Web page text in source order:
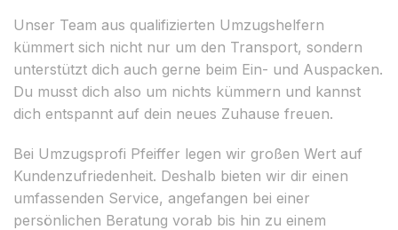
Unser Team aus qualifizierten Umzugshelfern
kümmert sich nicht nur um den Transport, sondern
unterstützt dich auch gerne beim Ein- und Auspacken.
Du musst dich also um nichts kümmern und kannst
dich entspannt auf dein neues Zuhause freuen.
Bei Umzugsprofi Pfeiffer legen wir großen Wert auf
Kundenzufriedenheit. Deshalb bieten wir dir einen
umfassenden Service, angefangen bei einer
persönlichen Beratung vorab bis hin zu einem